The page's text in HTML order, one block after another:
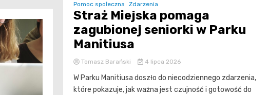
Pomoc społeczna Zdarzenia
Straż Miejska pomaga
zagubionej seniorki w Parku
Manitiusa
Tomasz Barański 4 lipca 2026
W Parku Manitiusa doszło do niecodziennego zdarzenia,
które pokazuje, jak ważna jest czujność i gotowość do